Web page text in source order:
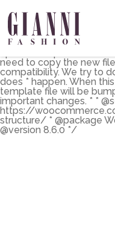
the main shop page
template can be
yourtheme/
HOWEVER, on
need to copy the new
compatibility. We try to
does * happen. When
template file will be
important changes. * *
https://
structure/ * @package
@version 8.6.0 */